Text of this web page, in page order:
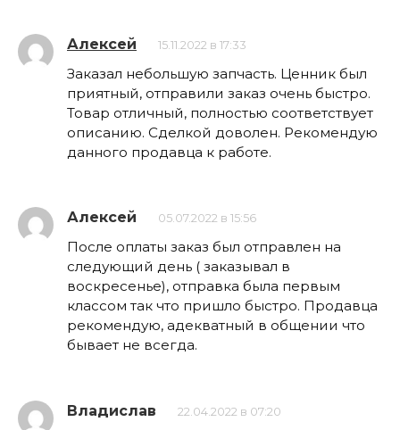
Алексей 15.11.2022 в 17:33
Заказал небольшую запчасть. Ценник был
приятный, отправили заказ очень быстро.
Товар отличный, полностью соответствует
описанию. Сделкой доволен. Рекомендую
данного продавца к работе.
Алексей 05.07.2022 в 15:56
После оплаты заказ был отправлен на
следующий день ( заказывал в
воскресенье), отправка была первым
классом так что пришло быстро. Продавца
рекомендую, адекватный в общении что
бывает не всегда.
Владислав 22.04.2022 в 07:20